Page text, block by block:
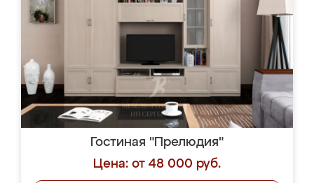
Гостиная "Прелюдия"
Цена: от 48 000 руб.